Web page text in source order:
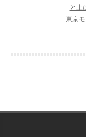
と上
東京